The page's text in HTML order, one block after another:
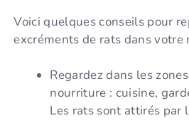
Voici quelques conseils pour
excréments de rats dans votre
Regardez dans les
nourriture : cuisine,
Les rats sont attirés par